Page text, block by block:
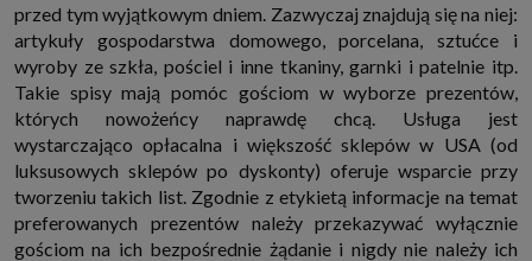
możliwość ograniczenia zakresu lub zmiany zgody w dowolnym
momencie.
Twoje dane przetwarzane będą do czasu istnienia podstawy do ich
przetwarzania, czyli w przypadku udzielenia zgody do momentu jej
cofnięcia, ograniczenia lub innych działań z Twojej strony ograniczających
tę zgodę, w przypadku niezbędności danych do wykonania umowy, przez
czas jej wykonywania i ewentualnie okres przedawnienia roszczeń z niej
(zwykle nie więcej niż 3 lata, a maksymalnie 10 lat), a w przypadku, gdy
podstawą przetwarzania danych jest uzasadniony interes administratora,
do czasu zgłoszenia przez Ciebie skutecznego sprzeciwu.
Przekazywanie danych
Administratorzy danych mogą powierzać Twoje dane podwykonawcom IT,
księgowym, agencjom marketingowym etc. Zrobią to jedynie na
przed tym wyjątkowym dniem. Zazwyczaj znajdują się na niej:
artykuły gospodarstwa domowego, porcelana, sztućce i
wyroby ze szkła, pościel i inne tkaniny, garnki i patelnie itp.
Takie spisy mają pomóc gościom w wyborze prezentów,
których nowożeńcy naprawdę chcą. Usługa jest
wystarczająco opłacalna i większość sklepów w USA (od
luksusowych sklepów po dyskonty) oferuje wsparcie przy
tworzeniu takich list. Zgodnie z etykietą informacje na temat
preferowanych prezentów należy przekazywać wyłącznie
gościom na ich bezpośrednie żądanie i nigdy nie należy ich